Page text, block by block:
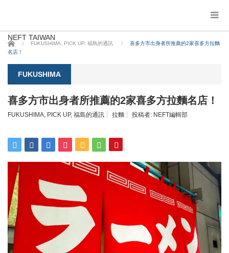
NEFT TAIWAN
ホーム FUKUSHIMA PICK UP 福島的通訊
喜多方市出身者所推薦的2家喜多方拉麵
名店！
FUKUSHIMA
喜多方市出身者所推薦的2家喜多方拉麵名店！
FUKUSHIMA, PICK UP, 福島的通訊 拉麵 投稿者: NEFT編輯部